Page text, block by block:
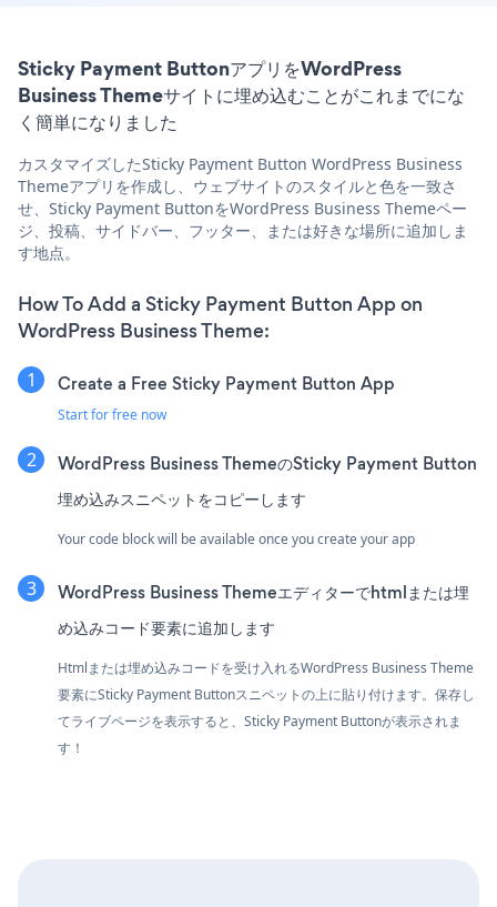
Sticky Payment ButtonアプリをWordPress
Business Themeサイトに埋め込むことがこれまでにな
く簡単になりました
カスタマイズしたSticky Payment Button WordPress Business
Themeアプリを作成し、ウェブサイトのスタイルと色を一致さ
せ、Sticky Payment ButtonをWordPress Business Themeペー
ジ、投稿、サイドバー、フッター、または好きな場所に追加しま
す地点。
How To Add a Sticky Payment Button App on
WordPress Business Theme:
Create a Free Sticky Payment Button App
Start for free now
WordPress Business ThemeのSticky Payment Button
埋め込みスニペットをコピーします
Your code block will be available once you create your app
WordPress Business Themeエディターでhtmlまたは埋
め込みコード要素に追加します
Htmlまたは埋め込みコードを受け入れるWordPress Business Theme
要素にSticky Payment Buttonスニペットの上に貼り付けます。保存し
てライブページを表示すると、Sticky Payment Buttonが表示されま
す！